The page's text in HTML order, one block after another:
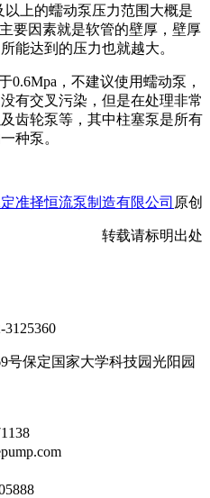
以上的蠕动泵压力范围大概是
要因素就是软管的壁厚，壁厚
能达到的压力也就越大。
0.6Mpa ，不建议使用蠕动泵，
有交叉污染，但是在处理非常
及齿轮泵等，其中柱塞泵是所有
种泵。
准择恒流泵制造有限公司 原创
转载请标明出处
3125360
号保定国家大学科技园光阳园